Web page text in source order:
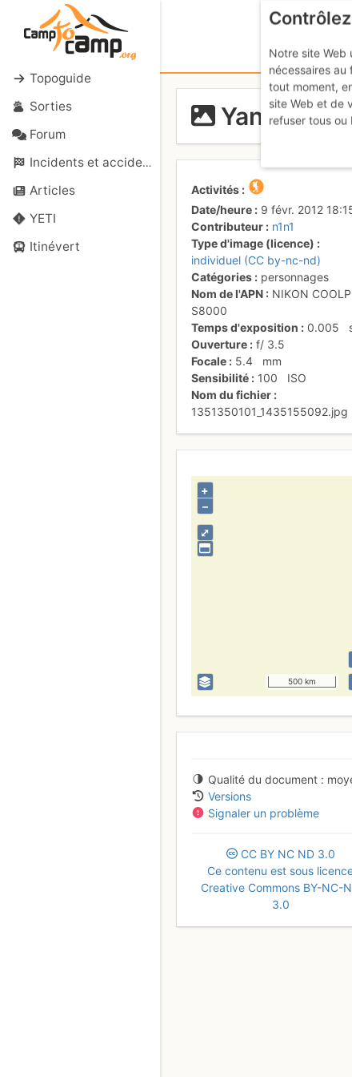
Topoguide
Sorties
Forum
Incidents et accidents
Articles
YETI
Itinévert
Yann
Activités
Date/heure
9 févr. 2012
Contributeur
n1n1
Type d'image (licence)
individuel (CC by-nc-nd)
Catégories
personnages
Nom de l'APN
NIKON
S8000
Temps d'exposition
0.005
Ouverture
f/3.5
Focale
5.4
mm
Sensibilité
100
ISO
Nom du fichier
1351350101_1435155092.jpg
⤢
+
–
500 km
Qualité du document
Versions
Signaler un problème
CC BY NC ND 3.0
Ce contenu est sous
Creative Commons BY-NC-
3.0
Notre site Web
nécessaires
tout moment,
site Web et de
refuser tous ou